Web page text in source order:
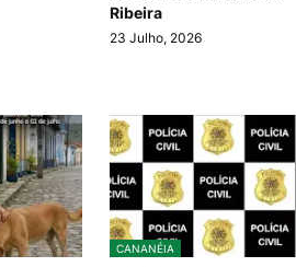
Ribeira
23 Julho, 2026
CANANÉIA